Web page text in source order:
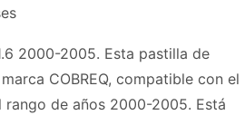
2000-2005. Esta pastilla de
COBREQ, compatible con el
de años 2000-2005. Está